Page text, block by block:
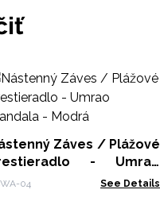
Záves / Plážové
- Umrao
- Modrá
04 See Details